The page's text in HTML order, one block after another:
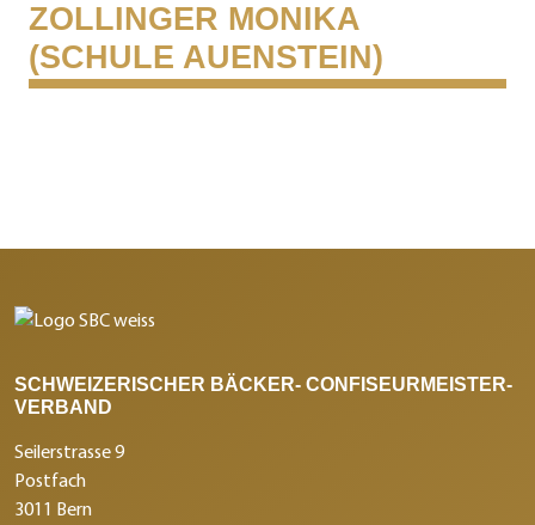
ZOLLINGER MONIKA
(SCHULE AUENSTEIN)
SCHWEIZERISCHER BÄCKER- CONFISEURMEISTER-
VERBAND
Seilerstrasse 9
Postfach
3011 Bern